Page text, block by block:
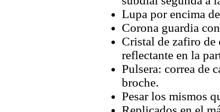
Lupa por encima
Corona guardia
Cristal de zafiro
reflectante en la
Pulsera: correa de
broche.
Pesar los mismos